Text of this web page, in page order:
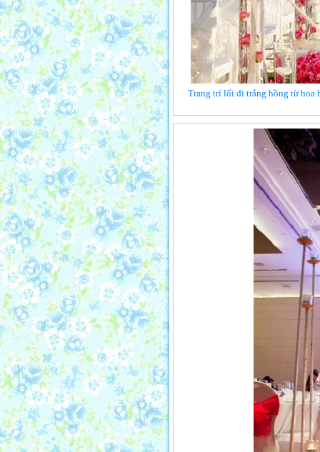
Trang trí lối đi trắng hồng từ hoa